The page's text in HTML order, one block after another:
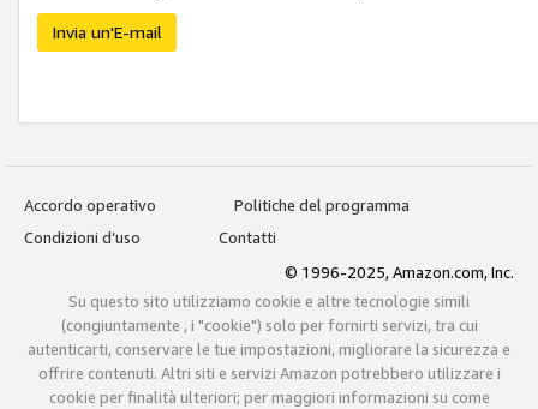
Invia un'E-mail
Accordo operativo
Politiche del programma
Condizioni d’uso
Contatti
© 1996-2025, Amazon.com, Inc.
Su questo sito utilizziamo cookie e altre tecnologie simili
(congiuntamente , i "cookie") solo per fornirti servizi, tra cui
autenticarti, conservare le tue impostazioni, migliorare la sicurezza e
offrire contenuti. Altri siti e servizi Amazon potrebbero utilizzare i
cookie per finalità ulteriori; per maggiori informazioni su come